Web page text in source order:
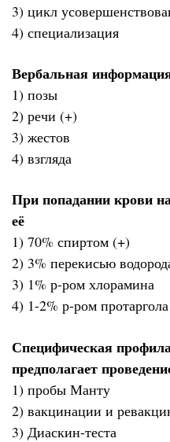
3) цикл
4) специализация
Вербальная
1) позы
2) речи (+)
3) жестов
4) взгляда
При попадании крови
её
1) 70% спиртом (+)
2) 3% перекисью
3) 1% р-ром хлорамина
4) 1-2% р-ром протаргола
Специфическая
предполагает
1) пробы Манту
2) вакцинации и
3) Диаскин-теста